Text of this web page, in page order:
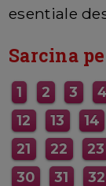
esentiale
Sarcina
1 2 3 4
12
13 14
21
22 23
30
31 32